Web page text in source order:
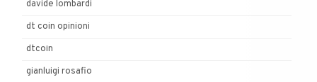
davide lombardi
dt coin opinioni
dtcoin
gianluigi rosafio